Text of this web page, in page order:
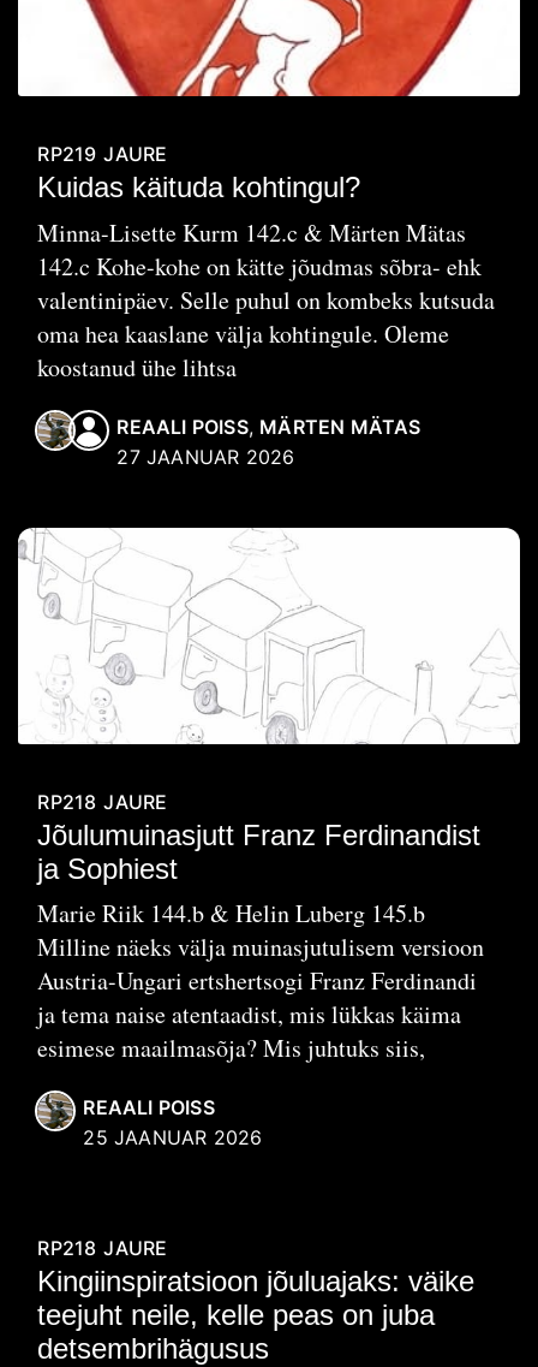
RP219 JAURE
Kuidas käituda kohtingul?
Minna-Lisette Kurm 142.c & Märten Mätas
142.c Kohe-kohe on kätte jõudmas sõbra- ehk
valentinipäev. Selle puhul on kombeks kutsuda
oma hea kaaslane välja kohtingule. Oleme
koostanud ühe lihtsa
REAALI POISS, MÄRTEN MÄTAS
27 JAANUAR 2026
RP218 JAURE
Jõulumuinasjutt Franz Ferdinandist
ja Sophiest
Marie Riik 144.b & Helin Luberg 145.b
Milline näeks välja muinasjutulisem versioon
Austria-Ungari ertshertsogi Franz Ferdinandi
ja tema naise atentaadist, mis lükkas käima
esimese maailmasõja? Mis juhtuks siis,
REAALI POISS
25 JAANUAR 2026
RP218 JAURE
Kingiinspiratsioon jõuluajaks: väike
teejuht neile, kelle peas on juba
detsembrihägusus